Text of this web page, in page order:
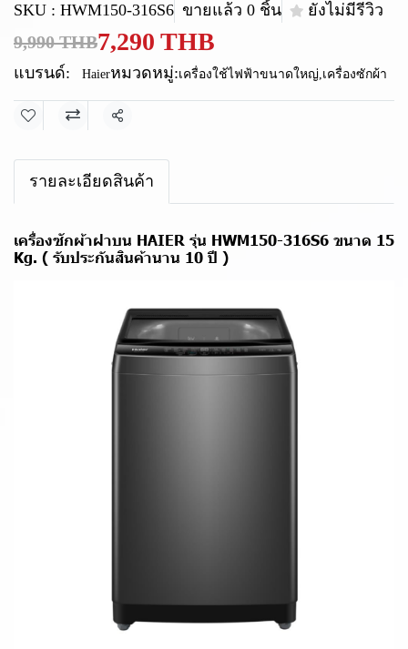
SKU : HWM150-316S6 ขายแล้ว 0 ชิ้น ยังไม่มีรีวิว
9,990 THB7,290 THB
แบรนด์: Haierหมวดหมู่:เครื่องใช้ไฟฟ้าขนาดใหญ่,เครื่องซักผ้า
แชร์
รายละเอียดสินค้า
เครื่องซักผ้าฝาบน HAIER รุ่น HWM150-316S6 ขนาด 15
Kg. ( รับประกันสินค้านาน 10 ปี )